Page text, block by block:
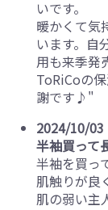
いです。
暖かくて気
います。自
用も来季発
ToRiCoの
謝です♪"
2024/10/03
半袖買って
半袖を買っ
肌触りが良
肌の弱い主